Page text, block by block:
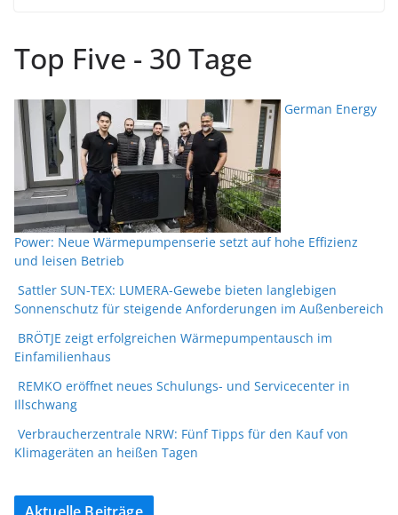
Top Five - 30 Tage
German Energy
Power: Neue Wärmepumpenserie setzt auf hohe Effizienz
und leisen Betrieb
Sattler SUN-TEX: LUMERA-Gewebe bieten langlebigen
Sonnenschutz für steigende Anforderungen im Außenbereich
BRÖTJE zeigt erfolgreichen Wärmepumpentausch im
Einfamilienhaus
REMKO eröffnet neues Schulungs- und Servicecenter in
Illschwang
Verbraucherzentrale NRW: Fünf Tipps für den Kauf von
Klimageräten an heißen Tagen